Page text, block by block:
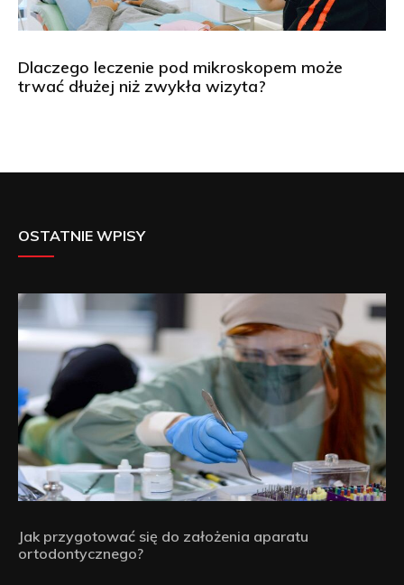
Dlaczego leczenie pod mikroskopem może
trwać dłużej niż zwykła wizyta?
OSTATNIE WPISY
Jak przygotować się do założenia aparatu
ortodontycznego?